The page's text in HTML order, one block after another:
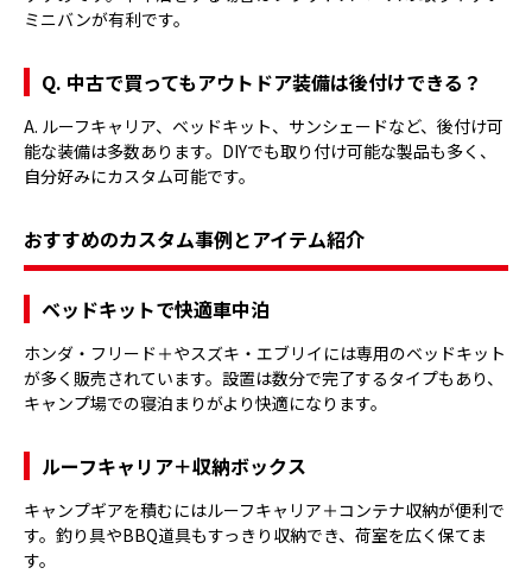
ミニバンが有利です。
Q. 中古で買ってもアウトドア装備は後付けできる？
A. ルーフキャリア、ベッドキット、サンシェードなど、後付け可
能な装備は多数あります。DIYでも取り付け可能な製品も多く、
自分好みにカスタム可能です。
おすすめのカスタム事例とアイテム紹介
ベッドキットで快適車中泊
ホンダ・フリード＋やスズキ・エブリイには専用のベッドキット
が多く販売されています。設置は数分で完了するタイプもあり、
キャンプ場での寝泊まりがより快適になります。
ルーフキャリア＋収納ボックス
キャンプギアを積むにはルーフキャリア＋コンテナ収納が便利で
す。釣り具やBBQ道具もすっきり収納でき、荷室を広く保てま
す。